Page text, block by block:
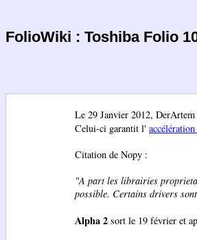
FolioWiki : Toshiba Folio
Le 29 Janvier 2012,
Celui-ci garantit l'
Citation de Nopy :
"A part les librairies
possible. Certains drivers
Alpha 2 sort le 19 février et